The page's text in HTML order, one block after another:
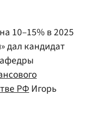
10–15% в 2025
дал кандидат
РФИгорь